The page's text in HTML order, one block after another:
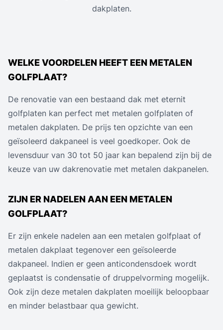
dakplaten.
WELKE VOORDELEN HEEFT EEN METALEN
GOLFPLAAT?
De renovatie van een bestaand dak met eternit
golfplaten kan perfect met metalen golfplaten of
metalen dakplaten. De prijs ten opzichte van een
geïsoleerd dakpaneel is veel goedkoper. Ook de
levensduur van 30 tot 50 jaar kan bepalend zijn bij de
keuze van uw dakrenovatie met metalen dakpanelen.
ZIJN ER NADELEN AAN EEN METALEN
GOLFPLAAT?
Er zijn enkele nadelen aan een metalen golfplaat of
metalen dakplaat tegenover een geïsoleerde
dakpaneel. Indien er geen anticondensdoek wordt
geplaatst is condensatie of druppelvorming mogelijk.
Ook zijn deze metalen dakplaten moeilijk beloopbaar
en minder belastbaar qua gewicht.